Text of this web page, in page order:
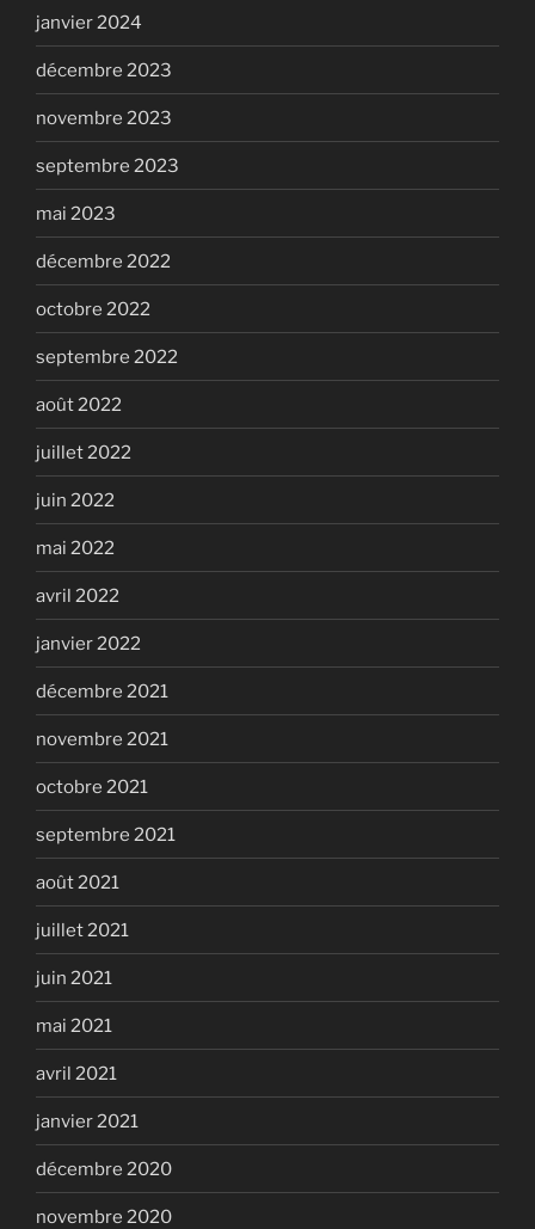
janvier 2024
décembre 2023
novembre 2023
septembre 2023
mai 2023
décembre 2022
octobre 2022
septembre 2022
août 2022
juillet 2022
juin 2022
mai 2022
avril 2022
janvier 2022
décembre 2021
novembre 2021
octobre 2021
septembre 2021
août 2021
juillet 2021
juin 2021
mai 2021
avril 2021
janvier 2021
décembre 2020
novembre 2020